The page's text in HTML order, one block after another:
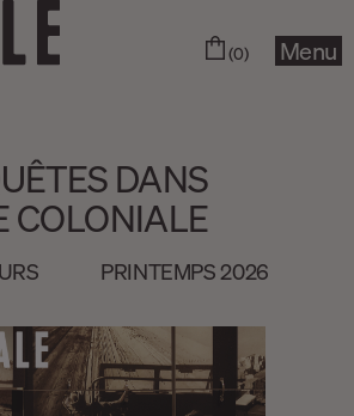
(0) Menu
DANS
COLONIALE
PRINTEMPS 2026